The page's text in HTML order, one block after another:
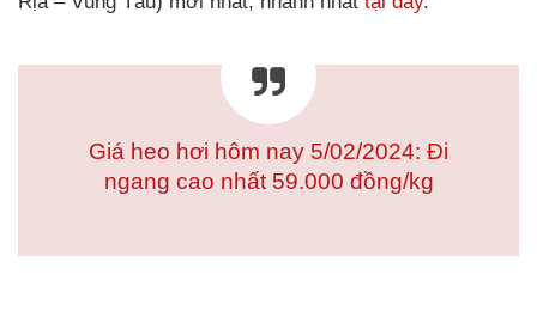
Giá heo hơi hôm nay 5/02/2024: Đi
ngang cao nhất 59.000 đồng/kg